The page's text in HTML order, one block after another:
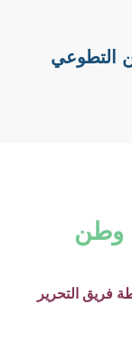
التطوعي
وطن
فريق التحرير